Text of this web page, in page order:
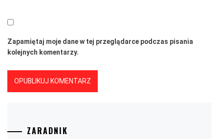
Zapamiętaj moje dane w tej przeglądarce podczas pisania
kolejnych komentarzy.
ZARADNIK